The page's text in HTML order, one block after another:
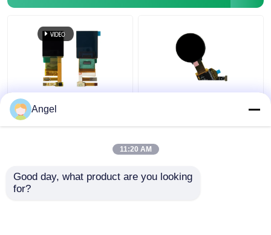
1.45インチ AMOLEDデ
ィスプレイモジュール,
ンMIPIインターフェー
ス オレッドタッチスク
1.39インチ高解像度オ
ーフェイス,RM69080IC
ドライブ
Angel
11:20 AM
Good day, what product are you looking
for?